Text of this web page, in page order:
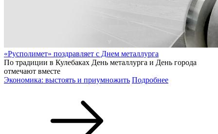
«Русполимет» поздравляет с Днем металлурга
По традиции в Кулебаках День металлурга и День города
отмечают вместе
Экономика: выстоять и приумножить Подробнее